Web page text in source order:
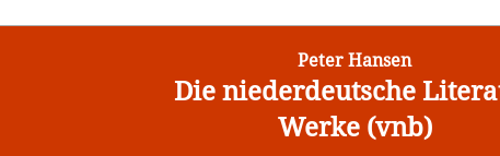
Peter Hansen
Die niederdeutsche
Werke (vnb)